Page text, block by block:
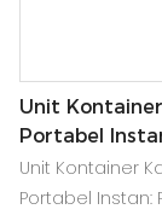
Unit
Portabel
Unit Kontainer
Portabel Instan: